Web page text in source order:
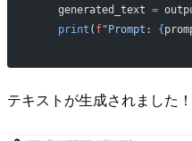
    generated_text
=
    print
( f"Prompt: {
テキストが生成されました！